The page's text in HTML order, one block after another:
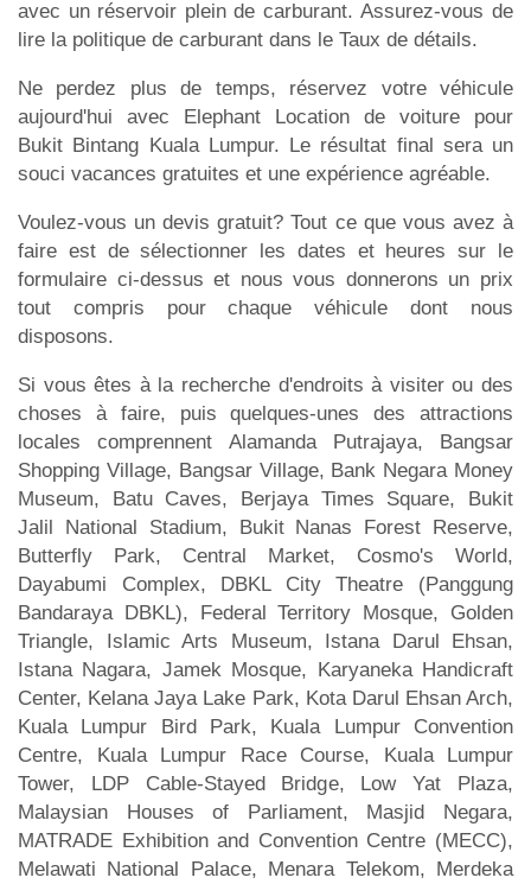
avec un réservoir plein de carburant. Assurez-vous de
lire la politique de carburant dans le Taux de détails.
Ne perdez plus de temps, réservez votre véhicule
aujourd'hui avec Elephant Location de voiture pour
Bukit Bintang Kuala Lumpur. Le résultat final sera un
souci vacances gratuites et une expérience agréable.
Voulez-vous un devis gratuit? Tout ce que vous avez à
faire est de sélectionner les dates et heures sur le
formulaire ci-dessus et nous vous donnerons un prix
tout compris pour chaque véhicule dont nous
disposons.
Si vous êtes à la recherche d'endroits à visiter ou des
choses à faire, puis quelques-unes des attractions
locales comprennent Alamanda Putrajaya, Bangsar
Shopping Village, Bangsar Village, Bank Negara Money
Museum, Batu Caves, Berjaya Times Square, Bukit
Jalil National Stadium, Bukit Nanas Forest Reserve,
Butterfly Park, Central Market, Cosmo's World,
Dayabumi Complex, DBKL City Theatre (Panggung
Bandaraya DBKL), Federal Territory Mosque, Golden
Triangle, Islamic Arts Museum, Istana Darul Ehsan,
Istana Nagara, Jamek Mosque, Karyaneka Handicraft
Center, Kelana Jaya Lake Park, Kota Darul Ehsan Arch,
Kuala Lumpur Bird Park, Kuala Lumpur Convention
Centre, Kuala Lumpur Race Course, Kuala Lumpur
Tower, LDP Cable-Stayed Bridge, Low Yat Plaza,
Malaysian Houses of Parliament, Masjid Negara,
MATRADE Exhibition and Convention Centre (MECC),
Melawati National Palace, Menara Telekom, Merdeka